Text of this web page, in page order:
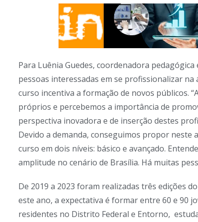
Para Luênia Guedes, coordenadora
pessoas interessadas em se profissionalizar
curso incentiva a formação de novos públicos.
próprios e percebemos a importância de
perspectiva inovadora e de inserção destes
Devido a demanda, conseguimos propor
curso em dois níveis: básico e avançado.
amplitude no cenário de Brasília. Há muitas
De 2019 a 2023 foram realizadas três edições
este ano, a expectativa é formar entre 60 e 90
residentes no Distrito Federal e Entorno,